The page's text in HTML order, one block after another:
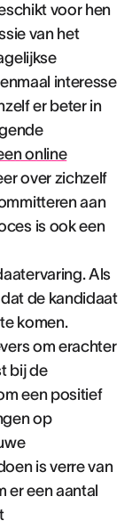
voor hen
van het
interesse
er beter in
online
over zichzelf
aan
is ook een
Als
de kandidaat
komen.
om erachter
bij de
een positief
op
is verre van
er een aantal